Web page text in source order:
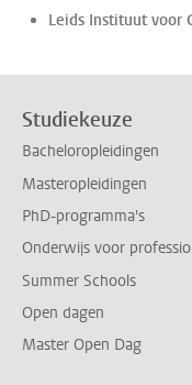
Leids Instituut voor
Studiekeuze
Bacheloropleidingen
Masteropleidingen
PhD-programma's
Onderwijs voor
Summer Schools
Open dagen
Master Open Dag